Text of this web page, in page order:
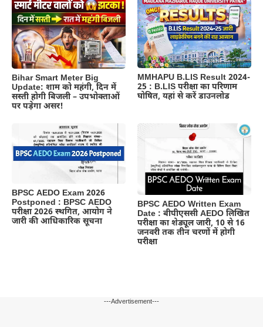
Bihar Smart Meter Big
Update: शाम को महंगी, दिन में
सस्ती होगी बिजली – उपभोक्ताओं
पर पड़ेगा असर!
MMHAPU B.LIS Result 2024-
25 : B.LIS परीक्षा का परिणाम
घोषित, यहां से करें डाउनलोड
BPSC AEDO Exam 2026
Postponed : BPSC AEDO
परीक्षा 2026 स्थगित, आयोग ने
जारी की आधिकारिक सूचना
BPSC AEDO Written Exam
Date : बीपीएससी AEDO लिखित
परीक्षा का शेड्यूल जारी, 10 से 16
जनवरी तक तीन चरणों में होगी
परीक्षा
---Advertisement---